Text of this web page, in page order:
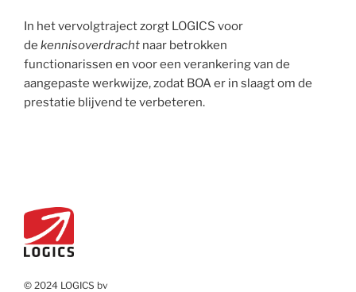
In het vervolgtraject zorgt LOGICS voor
de kennisoverdracht naar betrokken
functionarissen en voor een verankering van de
aangepaste werkwijze, zodat BOA er in slaagt om de
prestatie blijvend te verbeteren.
© 2024 LOGICS bv